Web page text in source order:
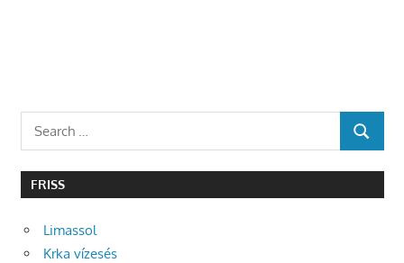
Search
for:
SEARCH
FRISS
Limassol
Krka vízesés